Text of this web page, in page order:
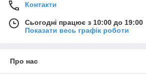
Контакти
Сьогодні працює з 10:00 до 19:00
Показати весь графік роботи
Про нас